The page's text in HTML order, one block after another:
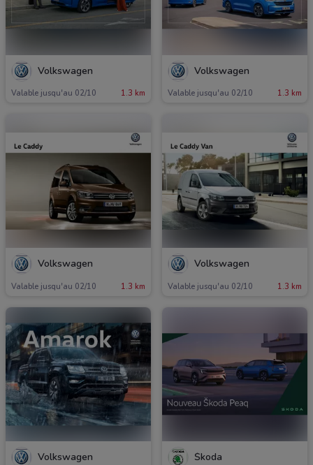
Volkswagen
Valable jusqu'au 02/10 1.3 km
Volkswagen
Valable jusqu'au 02/10 1.3 km
Volkswagen
Valable jusqu'au 02/10 1.3 km
Volkswagen
Valable jusqu'au 02/10 1.3 km
Volkswagen koda